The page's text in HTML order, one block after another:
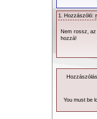
1. Hozzászóló:
Nem rossz,
hozzá!
You must be